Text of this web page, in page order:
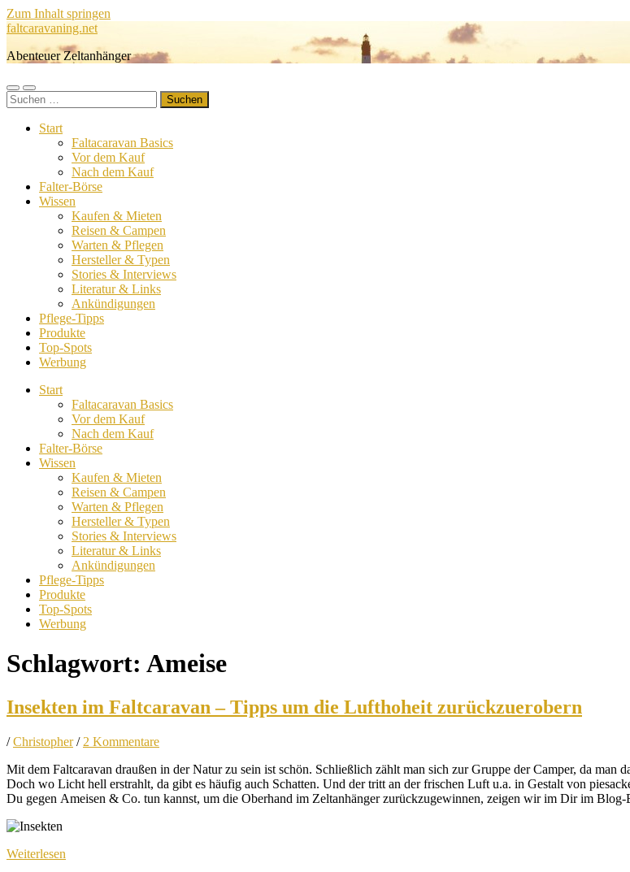
Zum Inhalt springen
faltcaravaning.net
Abenteuer Zeltanhänger
Mobile-
Menü
Suchfeld
ein-/ausblenden
Suchen
nach:
Start
Faltacaravan Basics
Vor dem Kauf
Nach dem Kauf
Falter-Börse
Wissen
Kaufen & Mieten
Reisen & Campen
Warten & Pflegen
Hersteller & Typen
Stories & Interviews
Literatur & Links
Ankündigungen
Pflege-Tipps
Produkte
Top-Spots
Werbung
Start
Faltacaravan Basics
Vor dem Kauf
Nach dem Kauf
Falter-Börse
Wissen
Kaufen & Mieten
Reisen & Campen
Warten & Pflegen
Hersteller & Typen
Stories & Interviews
Literatur & Links
Ankündigungen
Pflege-Tipps
Produkte
Top-Spots
Werbung
Schlagwort: Ameise
Insekten im Faltcaravan – Tipps um die Lufthoheit zurückzuerobern
/Christopher / 2 Kommentare
Mit dem Faltcaravan draußen in der Natur zu sein ist schön. Schließlich zählt man sich zur Gruppe der Camper, da man
Doch wo Licht hell erstrahlt, da gibt es häufig auch Schatten. Und der tritt an der frischen Luft u.a. in Gestalt von
Du gegen Ameisen & Co. tun kannst, um die Oberhand im Zeltanhänger zurückzugewinnen, zeigen wir im Dir im Blog-
Weiterlesen